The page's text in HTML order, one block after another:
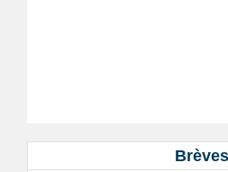
Brèves